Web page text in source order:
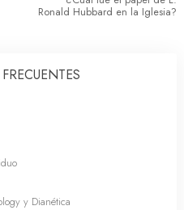
Ronald Hubbard en la Iglesia?
y Dianética